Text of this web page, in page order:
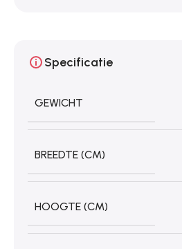
Specificatie
GEWICHT
BREEDTE (CM)
HOOGTE (CM)